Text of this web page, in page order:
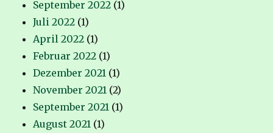
September 2022 (1)
Juli 2022 (1)
April 2022 (1)
Februar 2022 (1)
Dezember 2021 (1)
November 2021 (2)
September 2021 (1)
August 2021 (1)